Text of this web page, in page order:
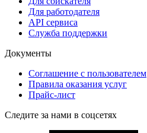
Для работодателя
API сервиса
Служба поддержки
Документы
Соглашение с пользователем
Правила оказания услуг
Прайс-лист
Следите за нами в соцсетях